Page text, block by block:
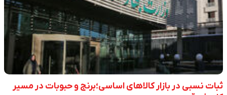
ثبات نسبی در بازار کالاهای اساسی؛برنج و حبوبات در مسیر